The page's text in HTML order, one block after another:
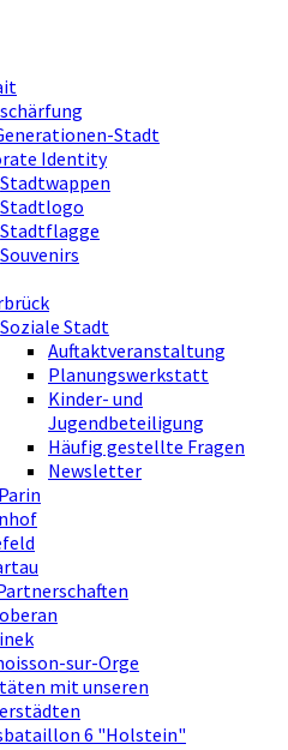
Stadt
Identity
Stadtwappen
Stadtlogo
Stadtflagge
Souvenirs
Soziale Stadt
Auftaktveranstaltung
Planungswerkstatt
Kinder- und
Jugendbeteiligung
Häufig gestellte Fragen
Newsletter
sur-Orge
mit unseren
6 "Holstein"